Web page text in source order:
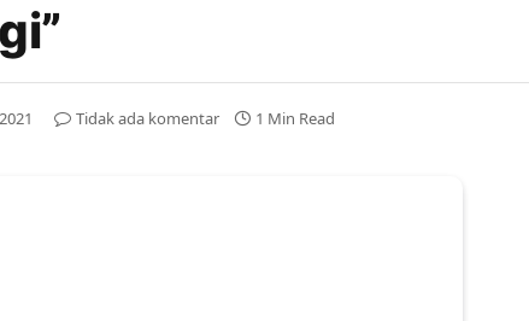
Tidak ada komentar 1 Min Read